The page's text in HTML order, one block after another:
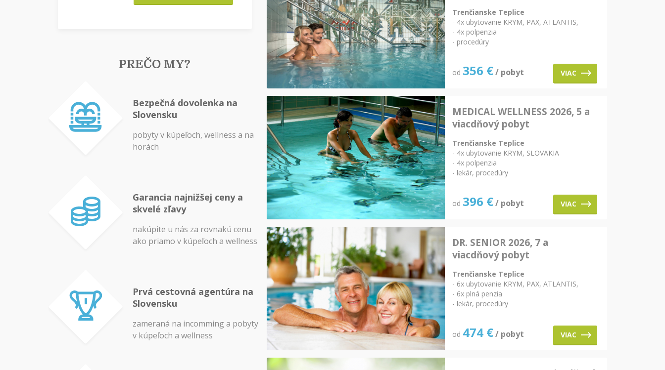
PREČO MY?
Bezpečná dovolenka na
Slovensku
pobyty v kúpeľoch, wellness a na
horách
Garancia najnižšej ceny a
skvelé zľavy
nakúpite u nás za rovnakú cenu
ako priamo v kúpeľoch a wellness
Prvá cestovná agentúra na
Slovensku
zameraná na incomming a pobyty
v kúpeľoch a wellness
Trenčianske Teplice
- 4x ubytovanie KRYM, PAX, ATLANTIS,
- 4x polpenzia
- procedúry
od 356 €/ pobyt VIAC
MEDICAL WELLNESS 2026, 5 a
viacdňový pobyt
Trenčianske Teplice
- 4x ubytovanie KRYM, SLOVAKIA
- 4x polpenzia
- lekár, procedúry
od 396 €/ pobyt VIAC
DR. SENIOR 2026, 7 a
viacdňový pobyt
Trenčianske Teplice
- 6x ubytovanie KRYM, PAX, ATLANTIS,
- 6x plná penzia
- lekár, procedúry
od 474 €/ pobyt VIAC